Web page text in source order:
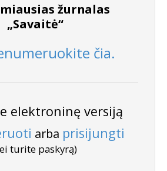
žurnalas
„Savaitė“
čia.
elektroninę versiją
arba prisijungti
turite paskyrą)